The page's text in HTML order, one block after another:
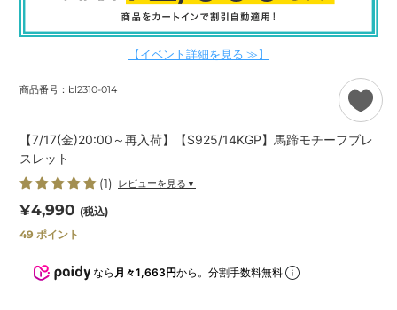
【イベント詳細を見る ≫】
商品番号：bl2310-014
【7/17(金)20:00～再入荷】【S925/14KGP】馬蹄モチーフブレ
スレット
(1) レビューを見る▼
通
常
¥4,990 (税込)
49 ポイント
なら 月々1,663円から。分割手数料無料